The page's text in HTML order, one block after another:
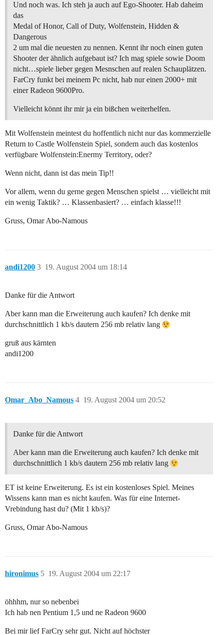
Und noch was. Ich steh ja auch auf Ego-Shooter. Hab daheim
das
Medal of Honor, Call of Duty, Wolfenstein, Hidden &
Dangerous
2 um mal die neuesten zu nennen. Kennt ihr noch einen guten
Shooter der ähnlich aufgebaut ist? Ich mag spiele sowie Doom
nicht…spiele lieber gegen Mesnschen auf realen Schauplätzen.
FarCry funkt bei meinem Pc nicht, hab nur einen 2000+ mit
einer Radeon 9600Pro.
Vielleicht könnt ihr mir ja ein bißchen weiterhelfen.
Mit Wolfenstein meintest du hoffentlich nicht nur das kommerzielle
Return to Castle Wolfenstein Spiel, sondern auch das kostenlos
verfügbare Wolfenstein:Enermy Territory, oder?
Wenn nicht, dann ist das mein Tip!!
Vor allem, wenn du gerne gegen Menschen spielst … vielleicht mit
ein wenig Taktik? … Klassenbasiert? … einfach klasse!!!
Gruss, Omar Abo-Namous
andi1200 19. August 2004 um 18:14
3
Danke für die Antwort
Aber kann man die Erweiterung auch kaufen? Ich denke mit
durchschnittlich 1 kb/s dautern 256 mb relativ lang
gruß aus kärnten
andi1200
Omar_Abo_Namous 19. August 2004 um 20:52
4
Danke für die Antwort
Aber kann man die Erweiterung auch kaufen? Ich denke mit
durchschnittlich 1 kb/s dautern 256 mb relativ lang
ET ist keine Erweiterung. Es ist ein kostenloses Spiel. Meines
Wissens kann man es nicht kaufen. Was für eine Internet-
Vrebindung hast du? (Mit 1 kb/s)?
Gruss, Omar Abo-Namous
hironimus 19. August 2004 um 22:17
5
öhhhm, nur so nebenbei
Ich hab nen Pentium 1,5 und ne Radeon 9600
Bei mir lief FarCry sehr gut. Nicht auf höchster